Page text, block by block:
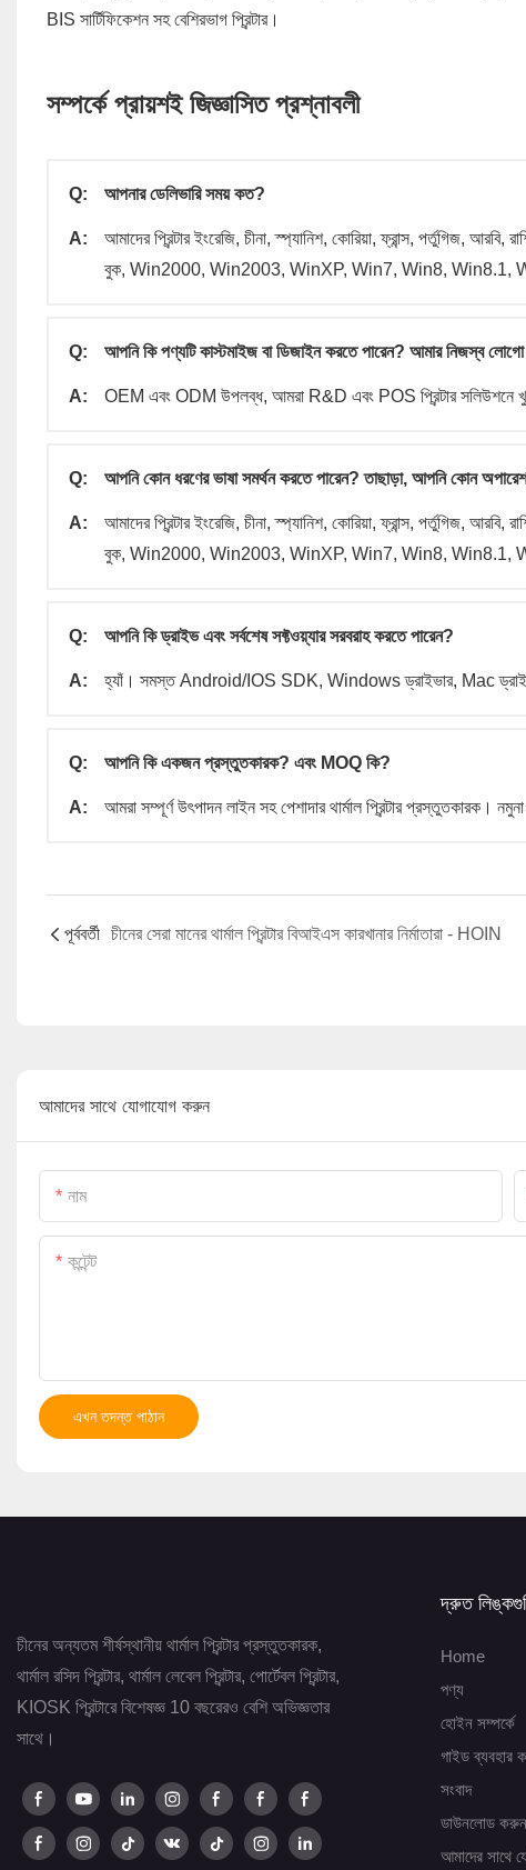
BIS সার্টিফিকেশন সহ বেশিরভাগ প্রিন্টার।
সম্পর্কে প্রায়শই জিজ্ঞাসিত প্রশ্নাবলী
Q: আপনার ডেলিভারি সময় কত?
A:
আমাদের প্রিন্টার ইংরেজি, চীনা, স্প্যানিশ, কোরিয়া, ফ্রান্স, পর্তুগিজ,
বুক, Win2000, Win2003, WinXP, Win7, Win8, Win8.1,
Q: আপনি কি পণ্যটি কাস্টমাইজ বা ডিজাইন করতে পারেন? আমার নিজস্ব
A: OEM এবং ODM উপলব্ধ, আমরা R&D এবং POS প্রিন্টার সলিউশনে
Q: আপনি কোন ধরণের ভাষা সমর্থন করতে পারেন? তাছাড়া, আপনি কোন
A:
আমাদের প্রিন্টার ইংরেজি, চীনা, স্প্যানিশ, কোরিয়া, ফ্রান্স, পর্তুগিজ,
বুক, Win2000, Win2003, WinXP, Win7, Win8, Win8.1,
Q: আপনি কি ড্রাইভ এবং সর্বশেষ সফ্টওয়্যার সরবরাহ করতে পারেন?
A: হ্যাঁ। সমস্ত Android/IOS SDK, Windows ড্রাইভার, Mac
Q: আপনি কি একজন প্রস্তুতকারক? এবং MOQ কি?
A: আমরা সম্পূর্ণ উৎপাদন লাইন সহ পেশাদার থার্মাল প্রিন্টার প্রস্তুতকারক।
পূর্ববর্তী চীনের সেরা মানের থার্মাল প্রিন্টার বিআইএস কারখানার নির্মাতারা - HOIN
আমাদের সাথে যোগাযোগ করুন
নাম
কন্টেন্ট
এখন তদন্ত পাঠান
চীনের অন্যতম শীর্ষস্থানীয় থার্মাল প্রিন্টার প্রস্তুতকারক,
থার্মাল রসিদ প্রিন্টার, থার্মাল লেবেল প্রিন্টার, পোর্টেবল প্রিন্টার,
KIOSK প্রিন্টারে বিশেষজ্ঞ 10 বছরেরও বেশি অভিজ্ঞতার
সাথে।
দ্রুত
Home
পণ্য
হোইন সম্পর্কে
গাইড ব্যবহার
সংবাদ
ডাউনলোড করুন
আমাদের সাথে